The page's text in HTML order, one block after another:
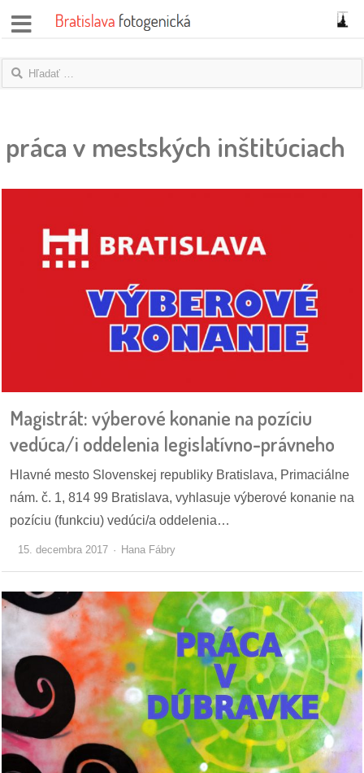
správy
názory
|
Historický
kalendár
zákony
kauzy
konania
konania
pripomienkové
dobrá
práca v mestských inštitúciach
Magistrát: výberové konanie na pozíciu
vedúca/i oddelenia legislatívno-právneho
Hlavné mesto Slovenskej republiky Bratislava, Primaciálne
nám. č. 1, 814 99 Bratislava, vyhlasuje výberové konanie na
pozíciu (funkciu) vedúci/a oddelenia…
15. decembra 2017 Hana Fábry